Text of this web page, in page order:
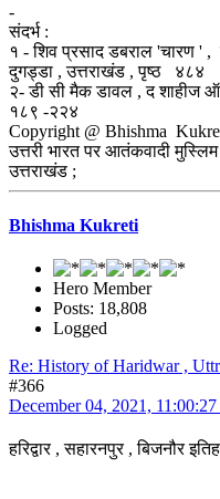
-
संदर्भ :
१ - शिव प्रसाद डबराल 'चारण ' ,
दुगड्डा , उत्तराखंड , पृष्ठ ४८४
२- डी सी मैक डावल , द शाहीज
१८९ -२२४
Copyright @ Bhishma
उत्तरी भारत पर आतंकवादी
उत्तराखंड ;
Bhishma Kukreti
Hero Member
Posts: 18,808
Logged
Re: History of Haridwar ,
#366
December 04, 2021,
हरिद्वार , सहारनपुर , बिजनौर